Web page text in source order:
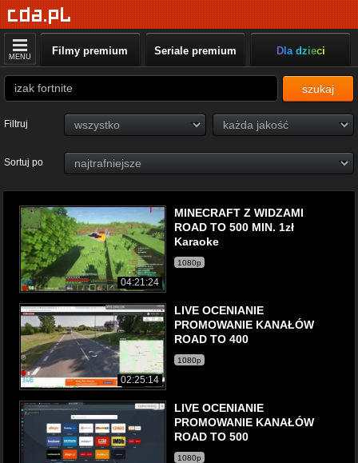
MENU Filmy premium Seriale premium Dla dzieci
szukaj
Filtruj
Sortuj po
04:21:24
MINECRAFT Z WIDZAMI
ROAD TO 500 MIN. 1zł
Karaoke
1080p
02:25:14
LIVE OCENIANIE
PROMOWANIE KANAŁÓW
ROAD TO 400
1080p
LIVE OCENIANIE
PROMOWANIE KANAŁÓW
ROAD TO 500
1080p